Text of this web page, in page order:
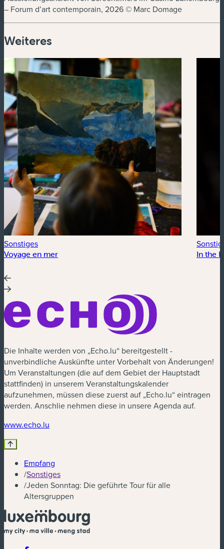
– Forum d’art contemporain, 2026 © Marc Domage
Weiteres
Sonstiges
Voyage en mer In the
Die Inhalte werden von „Echo.lu“ bereitgestellt -
unverbindliche Auskünfte unter Vorbehalt von Änderungen!
Um Veranstaltungen (die auf dem Gebiet der Hauptstadt
stattfinden) in unserem Veranstaltungskalender
aufzunehmen, müssen diese zuerst auf „Echo.lu“ eintragen
werden. Anschlie nehmen diese in unsere Agenda auf.
www.echo.lu
Empfang
/Sonstiges
/Jeden Sonntag: Die geführte Tour für alle
Altersgruppen